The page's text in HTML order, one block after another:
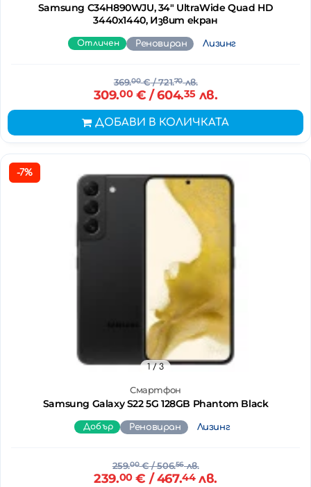
Samsung C34H890WJU, 34" UltraWide Quad HD
3440х1440, Извит екран
Отличен Реновиран Лизинг
369.00€/ 721.70лв.
309.00€ / 604.35лв.
ДОБАВИ В КОЛИЧКАТА
-7%
Смартфон
Samsung Galaxy S22 5G 128GB Phantom Black
1/ 3
Добър Реновиран Лизинг
259.00€/ 506.56лв.
239.00€ / 467.44лв.